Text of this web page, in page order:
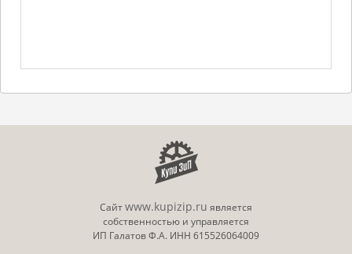
Сайтwww.kupizip.ru является
собственностью и управляется
ИП Галатов Ф.А. ИНН 615526064009